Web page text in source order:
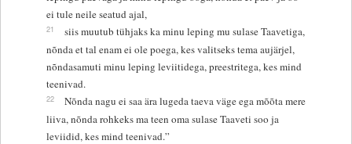
ei tule neile seatud ajal,
21
siis muutub tühjaks ka minu leping mu sulase Taavetiga,
nõnda et tal enam ei ole poega, kes valitseks tema aujärjel,
nõndasamuti minu leping leviitidega, preestritega, kes mind
teenivad.
22
Nõnda nagu ei saa ära lugeda taeva väge ega mõõta mere
liiva, nõnda rohkeks ma teen oma sulase Taaveti soo ja
leviidid, kes mind teenivad.”